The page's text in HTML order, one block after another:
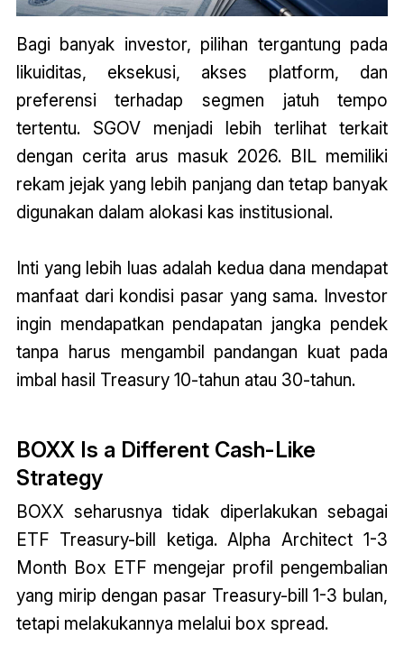
Bagi banyak investor, pilihan tergantung pada
likuiditas, eksekusi, akses platform, dan
preferensi terhadap segmen jatuh tempo
tertentu. SGOV menjadi lebih terlihat terkait
dengan cerita arus masuk 2026. BIL memiliki
rekam jejak yang lebih panjang dan tetap banyak
digunakan dalam alokasi kas institusional.
Inti yang lebih luas adalah kedua dana mendapat
manfaat dari kondisi pasar yang sama. Investor
ingin mendapatkan pendapatan jangka pendek
tanpa harus mengambil pandangan kuat pada
imbal hasil Treasury 10-tahun atau 30-tahun.
BOXX Is a Different Cash-Like
Strategy
BOXX seharusnya tidak diperlakukan sebagai
ETF Treasury-bill ketiga. Alpha Architect 1-3
Month Box ETF mengejar profil pengembalian
yang mirip dengan pasar Treasury-bill 1-3 bulan,
tetapi melakukannya melalui box spread.